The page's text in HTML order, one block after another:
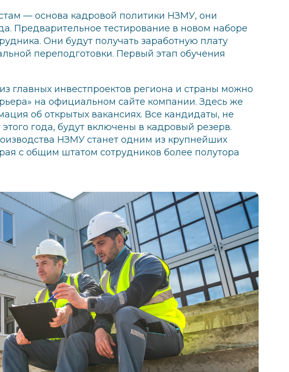
— основа кадровой политики НЗМУ, они
Предварительное тестирование в новом наборе
Они будут получать заработную плату
переподготовки. Первый этап обучения
главных инвестпроектов региона и страны можно
на официальном сайте компании. Здесь же
об открытых вакансиях. Все кандидаты, не
года, будут включены в кадровый резерв.
НЗМУ станет одним из крупнейших
с общим штатом сотрудников более полутора